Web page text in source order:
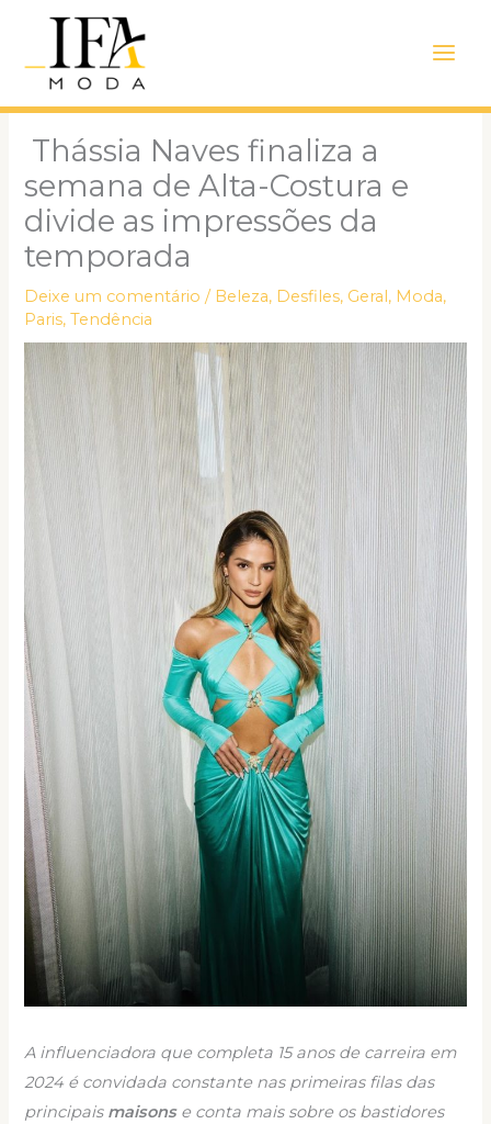
conteúdo
Menu
Thássia Naves finaliza a
semana de Alta-Costura e
divide as impressões da
temporada
Deixe um comentário / Beleza, Desfiles, Geral, Moda,
Paris,Tendência
A influenciadora que completa 15 anos de carreira em
2024 é convidada constante nas primeiras filas das
principais maisons e conta mais sobre os bastidores